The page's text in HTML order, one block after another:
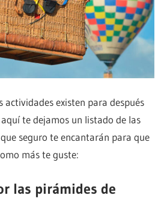
actividades existen para después
te dejamos un listado de las
seguro te encantarán para que
más te guste:
las pirámides de